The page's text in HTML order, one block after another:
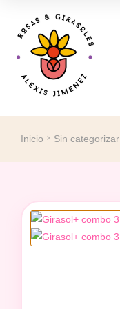
Inicio Sin categorizar